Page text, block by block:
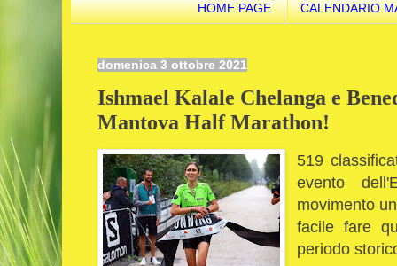
HOME PAGE CALENDARIO
domenica 3 ottobre 2021
Ishmael Kalale Chelanga e
Mantova Half Marathon!
519
evento
movimento
facile fare
periodo